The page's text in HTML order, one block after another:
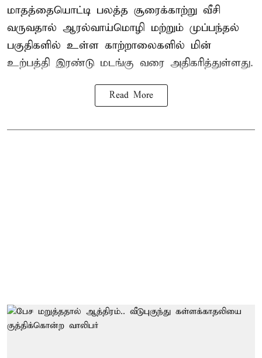
மாதத்தையொட்டி பலத்த சூரைக்காற்று வீசி
வருவதால் ஆரல்வாய்மொழி மற்றும் முப்பந்தல்
பகுதிகளில் உள்ள காற்றாலைகளில் மின்
உற்பத்தி இரண்டு மடங்கு வரை அதிகரித்துள்ளது.
Read More